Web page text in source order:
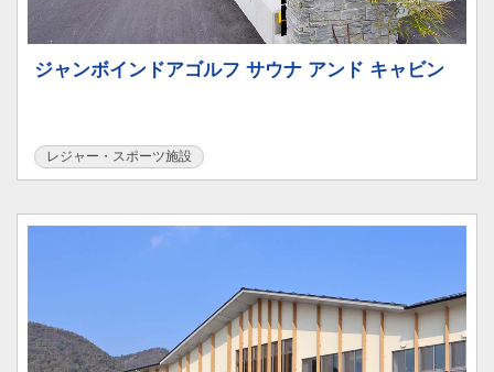
ジャンボインドアゴルフ サウナ アンド キャビン
レジャー・スポーツ施設